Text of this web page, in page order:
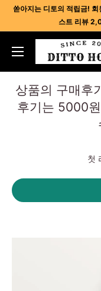
쏟아지는 디토의 적립금!
스트 리뷰
릭
-
카
상품의 구매후
후기는 5000
첫